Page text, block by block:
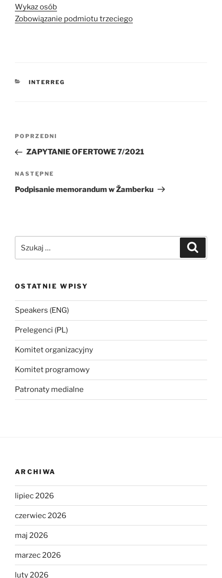
Wykaz osób
Zobowiązanie podmiotu trzeciego
KATEGORIE
INTERREG
Nawigacja
Poprzedni
wpis
POPRZEDNI
ZAPYTANIE OFERTOWE 7/2021
Następny
wpis
NASTĘPNE
Podpisanie memorandum w Žamberku
OSTATNIE WPISY
Speakers (ENG)
Prelegenci (PL)
Komitet organizacyjny
Komitet programowy
Patronaty medialne
ARCHIWA
lipiec 2026
czerwiec 2026
maj 2026
marzec 2026
luty 2026